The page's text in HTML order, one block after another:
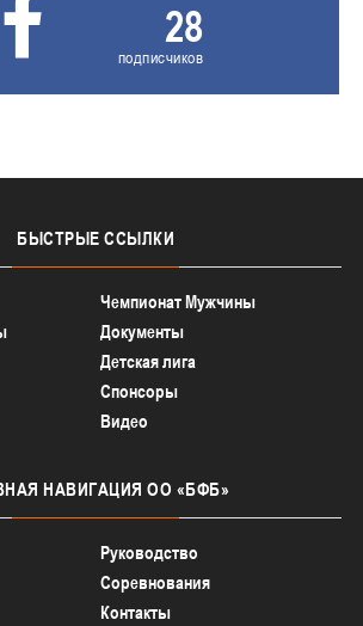
28
подписчиков
БЫСТРЫЕ ССЫЛКИ
Чемпионат Мужчины
Документы
Детская лига
Спонсоры
Видео
НАВИГАЦИЯ ОО «БФБ»
Руководство
Соревнования
Контакты